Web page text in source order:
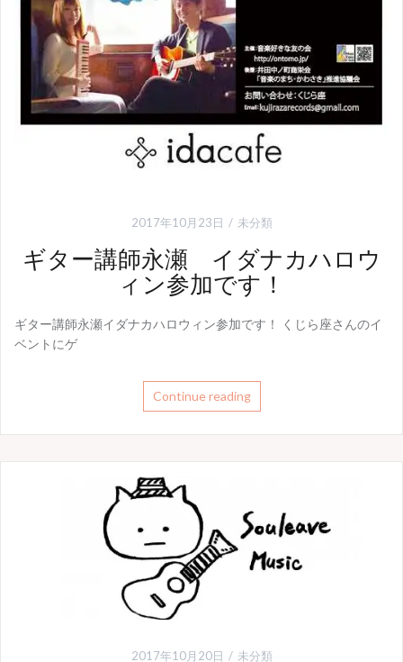
2017年10月23日 未分類
ギター講師永瀬 イダナカハロウ
ィン参加です！
ギター講師永瀬イダナカハロウィン参加です！ くじら座さんのイ
ベントにゲ
Continue reading
2017年10月20日 未分類